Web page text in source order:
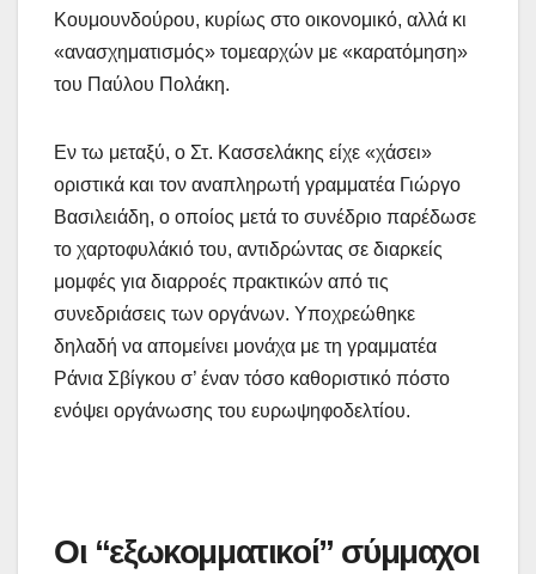
Κουμουνδούρου, κυρίως στο οικονομικό, αλλά κι
«ανασχηματισμός» τομεαρχών με «καρατόμηση»
του Παύλου Πολάκη.
Εν τω μεταξύ, ο Στ. Κασσελάκης είχε «χάσει»
οριστικά και τον αναπληρωτή γραμματέα Γιώργο
Βασιλειάδη, ο οποίος μετά το συνέδριο παρέδωσε
το χαρτοφυλάκιό του, αντιδρώντας σε διαρκείς
μομφές για διαρροές πρακτικών από τις
συνεδριάσεις των οργάνων. Υποχρεώθηκε
δηλαδή να απομείνει μονάχα με τη γραμματέα
Ράνια Σβίγκου σ’ έναν τόσο καθοριστικό πόστο
ενόψει οργάνωσης του ευρωψηφοδελτίου.
Οι “εξωκομματικοί” σύμμαχοι